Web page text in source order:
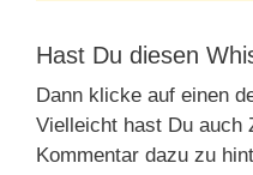
Hast Du diesen
Dann klicke auf einen
Vielleicht hast Du auch
Kommentar dazu zu